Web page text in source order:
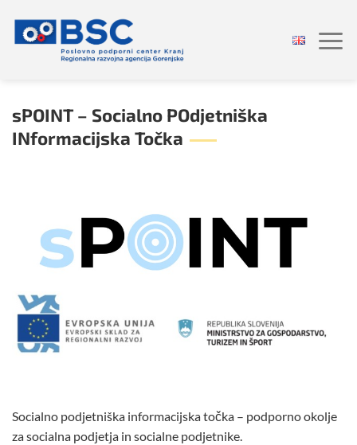
vsebino
sPOINT – Socialno POdjetniška
INformacijska Točka
Socialno podjetniška informacijska točka – podporno okolje
za socialna podjetja in socialne podjetnike.